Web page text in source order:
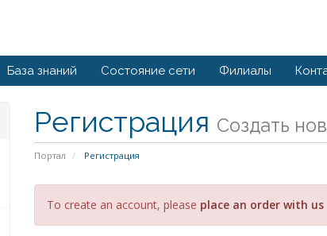
База знаний Состояние сети Филиалы
Регистрация Создать
Портал Регистрация
To create an account, please place an order with us